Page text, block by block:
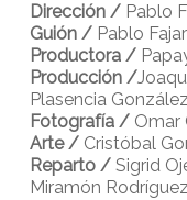
Dirección /Pablo
Guión /Pablo
Productora /
Producción /
Plasencia González
Fotografía /Omar
Arte /Cristóbal
Reparto /Sigrid
Miramón